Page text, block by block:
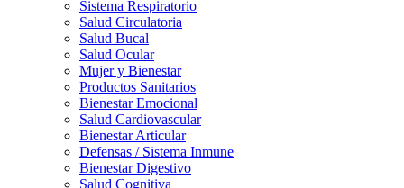
Sistema Respiratorio
Salud Circulatoria
Salud Bucal
Salud Ocular
Mujer y Bienestar
Productos Sanitarios
Bienestar Emocional
Salud Cardiovascular
Bienestar Articular
Defensas / Sistema Inmune
Bienestar Digestivo
Salud Cognitiva